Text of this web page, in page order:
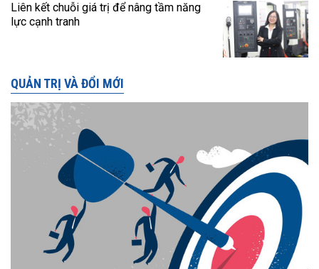
Liên kết chuỗi giá trị để nâng tầm năng
lực cạnh tranh
QUẢN TRỊ VÀ ĐỔI MỚI